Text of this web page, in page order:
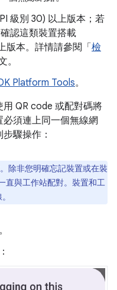
級別 30) 以上版本；若
認這類裝置搭載
版本。詳情請參閱「 檢
。
Platform Tools。
QR code 或配對碼將
須連上同一個無線網
驟操作：
除非您明確忘記裝置或在裝
直與工作站配對。裝置和工
。
：